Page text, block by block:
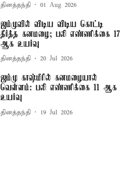
தினத்தந்தி 01 Aug 2026
ஜம்முவில் விடிய விடிய கொட்டி
தீர்த்த கனமழை; பலி எண்ணிக்கை 17
ஆக உயர்வு
தினத்தந்தி 20 Jul 2026
ஜம்மு காஷ்மீரில் கனமழையால்
வெள்ளம்: பலி எண்ணிக்கை 11 ஆக
உயர்வு
தினத்தந்தி 19 Jul 2026